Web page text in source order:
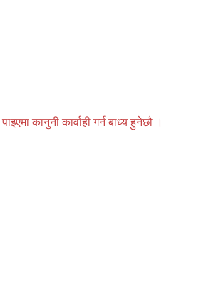
कानुनी कार्वाही गर्न बाध्य हुनेछौ ।